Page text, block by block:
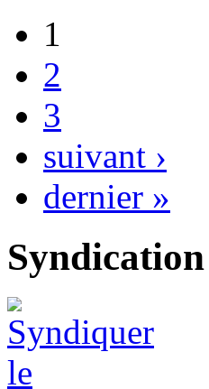
1
2
3
suivant ›
dernier »
Syndication